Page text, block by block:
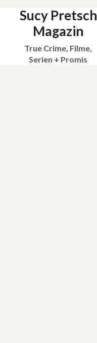
Sucy Pretsch
Magazin
True Crime, Filme,
Serien + Promis